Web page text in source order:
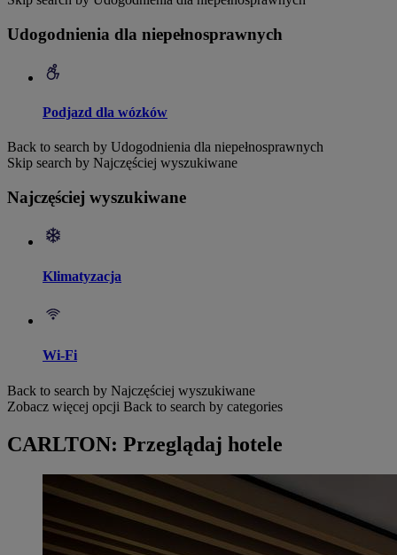
Udogodnienia dla niepełnosprawnych
Podjazd dla wózków
Back to search by Udogodnienia dla niepełnosprawnych
Skip search by Najczęściej wyszukiwane
Najczęściej wyszukiwane
Klimatyzacja
Wi-Fi
Back to search by Najczęściej wyszukiwane
Zobacz więcej opcji Back to search by categories
CARLTON: Przeglądaj hotele